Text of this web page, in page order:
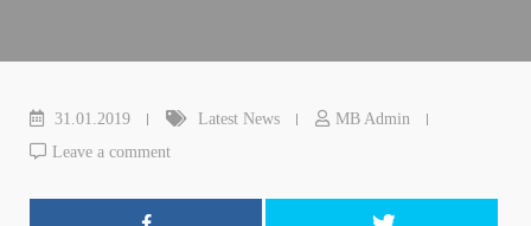
31.01.2019 Latest News
MB Admin
Leave a comment